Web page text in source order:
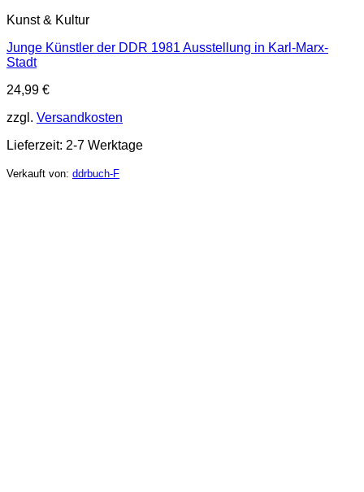
Kunst & Kultur
Junge Künstler der DDR 1981 Ausstellung in Karl-Marx-
Stadt
24,99 €
zzgl. Versandkosten
Lieferzeit: 2-7 Werktage
Verkauft von: ddrbuch-F